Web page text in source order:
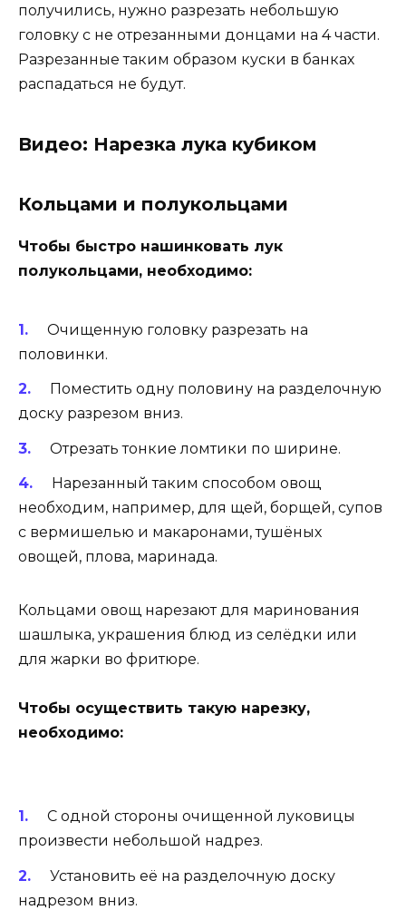
получились, нужно разрезать небольшую
головку с не отрезанными донцами на 4 части.
Разрезанные таким образом куски в банках
распадаться не будут.
Видео: Нарезка лука кубиком
Кольцами и полукольцами
Чтобы быстро нашинковать лук
полукольцами, необходимо:
Очищенную головку разрезать на
половинки.
Поместить одну половину на разделочную
доску разрезом вниз.
Отрезать тонкие ломтики по ширине.
Нарезанный таким способом овощ
необходим, например, для щей, борщей, супов
с вермишелью и макаронами, тушёных
овощей, плова, маринада.
Кольцами овощ нарезают для маринования
шашлыка, украшения блюд из селёдки или
для жарки во фритюре.
Чтобы осуществить такую нарезку,
необходимо:
С одной стороны очищенной луковицы
произвести небольшой надрез.
Установить её на разделочную доску
надрезом вниз.